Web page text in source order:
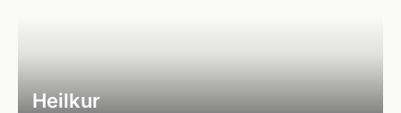
Heilkur